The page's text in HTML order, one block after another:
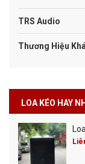
TRS Audio
Thương Hiệu
LOA KÉO HAY